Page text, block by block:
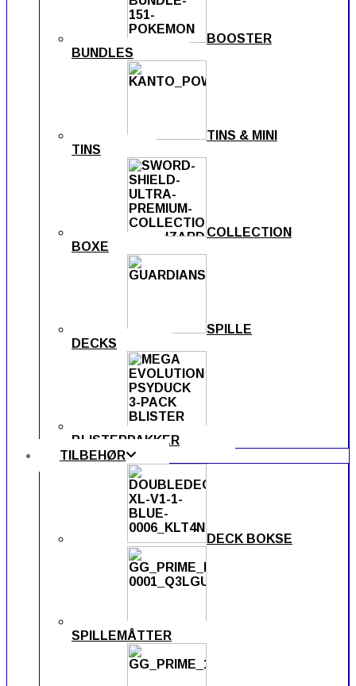
BOOSTER
BUNDLES
TINS & MINI
TINS
COLLECTION
BOXE
SPILLE
DECKS
BLISTERPAKKER
TILBEHØR
DECK BOKSE
SPILLEMÅTTER